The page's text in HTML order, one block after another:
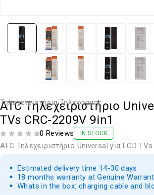
Τηλεχειριστήρια Τηλεόρασης
ATC Τηλεχειριστήριο
TVs CRC-2209V 9in1
0 Reviews IN STOCK
ATC Τηλεχειριστήριο Universal για LCD
Estimated delivery time 14-30 days
18 months warranty at Genuine
Whats in the box: charging cable and